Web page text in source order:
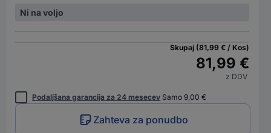
Ni na voljo
Skupaj (81,99 € / Kos)
81,99 €
z DDV
Podaljšana garancija za 24 mesecev Samo 9,00 €
Zahteva za ponudbo